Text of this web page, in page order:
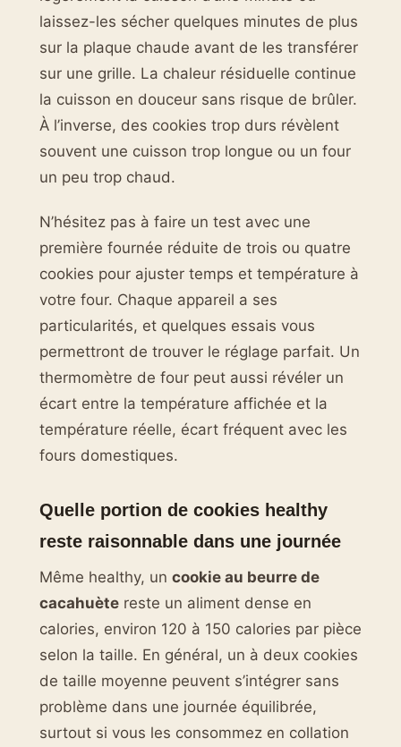
laissez-les sécher quelques minutes de plus
sur la plaque chaude avant de les transférer
sur une grille. La chaleur résiduelle continue
la cuisson en douceur sans risque de brûler.
À l’inverse, des cookies trop durs révèlent
souvent une cuisson trop longue ou un four
un peu trop chaud.
N’hésitez pas à faire un test avec une
première fournée réduite de trois ou quatre
cookies pour ajuster temps et température à
votre four. Chaque appareil a ses
particularités, et quelques essais vous
permettront de trouver le réglage parfait. Un
thermomètre de four peut aussi révéler un
écart entre la température affichée et la
température réelle, écart fréquent avec les
fours domestiques.
Quelle portion de cookies healthy
reste raisonnable dans une journée
Même healthy, un cookie au beurre de
cacahuète reste un aliment dense en
calories, environ 120 à 150 calories par pièce
selon la taille. En général, un à deux cookies
de taille moyenne peuvent s’intégrer sans
problème dans une journée équilibrée,
surtout si vous les consommez en collation